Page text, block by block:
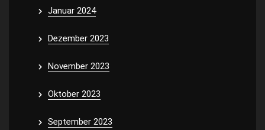
Januar 2024
Dezember 2023
November 2023
Oktober 2023
September 2023